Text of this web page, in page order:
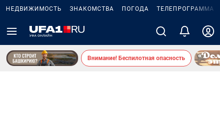
НЕДВИЖИМОСТЬ ЗНАКОМСТВА ПОГОДА ТЕЛЕПРОГРАММА
Внимание! Беспилотная опасность